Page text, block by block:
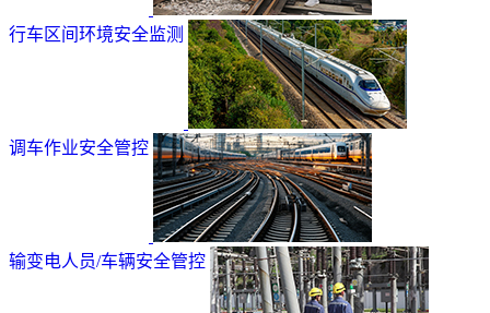
行车区间环境安全监测
调车作业安全管控
输变电人员/车辆安全管控